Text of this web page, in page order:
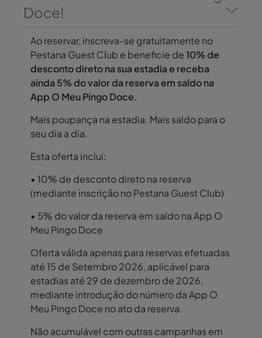
Doce!
Ao reservar, inscreva-se gratuitamente no
Pestana Guest Club e beneficie de10% de
desconto direto na sua estadia e receba
ainda 5% do valor da reserva em saldo na
App O Meu Pingo Doce.
Mais poupança na estadia. Mais saldo para o
seu dia a dia.
Esta oferta inclui:
• 10% de desconto direto na reserva
(mediante inscrição no Pestana Guest Club)
• 5% do valor da reserva em saldo na App O
Meu Pingo Doce
Oferta válida apenas para reservas efetuadas
até 15 de Setembro 2026, aplicável para
estadias até 29 de dezembro de 2026,
mediante introdução do número da App O
Meu Pingo Doce no ato da reserva.
Não acumulável com outras campanhas em